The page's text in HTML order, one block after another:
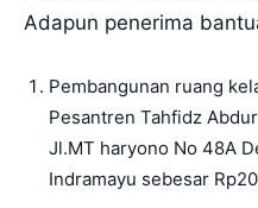
Adapun penerima
Pembangunan ruang
Pesantren Tahfidz
Jl.MT haryono No 48A
Indramayu sebesar